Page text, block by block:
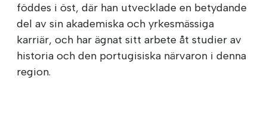
föddes i öst, där han utvecklade en betydande
del av sin akademiska och yrkesmässiga
karriär, och har ägnat sitt arbete åt studier av
historia och den portugisiska närvaron i denna
region.